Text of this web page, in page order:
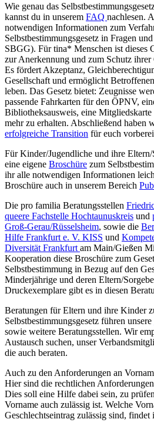
Wie genau das
kannst du in unserem FAQ nachlesen.
notwendigen Informationen zum
Selbstbestimmungsgesetz in Fragen
SBGG). Für tina* Menschen ist dieses
zur Anerkennung und zum Schutz ihrer
Es fördert Akzeptanz,
Gesellschaft und ermöglicht
leben. Das Gesetz bietet: Zeugnisse
passende Fahrkarten für den ÖPNV,
Bibliotheksausweis, eine
mehr zu erhalten. Abschließend haben
erfolgreiche Transition für euch
Für Kinder/Jugendliche und ihre
eine eigene Broschüre zum
ihr alle notwendigen Informationen
Broschüre auch in unserem Bereich
Die pro familia Beratungsstellen
queere Fachstelle Hochtaunuskreis und
Groß-Gerau/Rüsselsheim, sowie die
Hilfe Frankfurt e. V. KISS und
Diversität Frankfurt am Main/Gießen
Kooperation diese Broschüre zum
Selbstbestimmung in Bezug auf den
Minderjährige und deren Eltern/
Druckexemplare gibt es in diesen
Beratungen für Eltern und ihre Kinder
Selbstbestimmungsgesetz führen unsere
sowie weitere Beratungsstellen. Wir
Austausch suchen, unser
die auch beraten.
Auch zu den Anforderungen an
Hier sind die rechtlichen
Dies soll eine Hilfe dabei sein, zu
Vorname auch zulässig ist. Welche
Geschlechtseintrag zulässig sind,